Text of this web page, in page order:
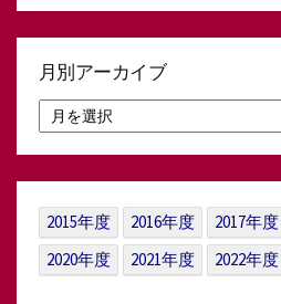
月別アーカイブ
別
ア
イ
ブ
2015年度 2016年度 2017年度
2020年度
2021年度 2022年度